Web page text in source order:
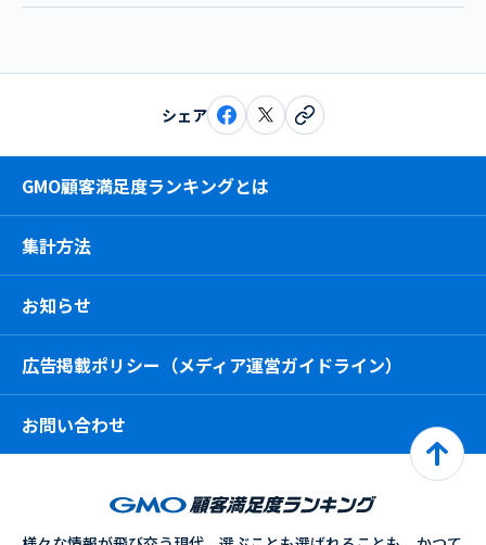
シェア
GMO顧客満足度ランキングとは
集計方法
お知らせ
広告掲載ポリシー（メディア運営ガイドライン）
お問い合わせ